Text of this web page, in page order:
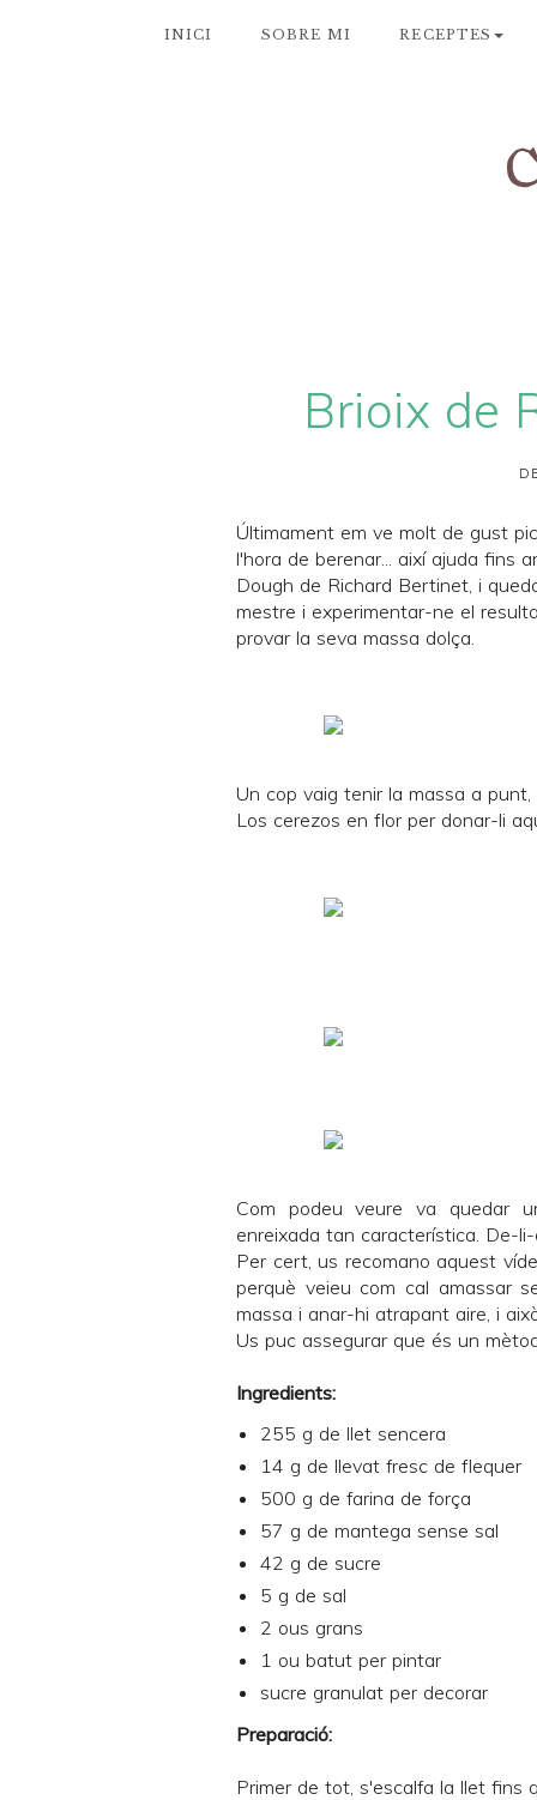
INICI SOBRE MI RECEPTES
Brioix de
Últimament em ve molt de gust
l'hora de berenar... així ajuda fins
Dough de Richard Bertinet, i
mestre i experimentar-ne el
provar la seva massa dolça.
Un cop vaig tenir la massa a punt,
Los cerezos en flor per donar-li
Com podeu veure va quedar
enreixada tan característica. De-li-
Per cert, us recomano aquest
perquè veieu com cal amassar
massa i anar-hi atrapant aire, i
Us puc assegurar que és un
Ingredients:
255 g de llet sencera
14 g de llevat fresc de flequer
500 g de farina de força
57 g de mantega sense sal
42 g de sucre
5 g de sal
2 ous grans
1 ou batut per pintar
sucre granulat per decorar
Preparació:
Primer de tot, s'escalfa la llet fins